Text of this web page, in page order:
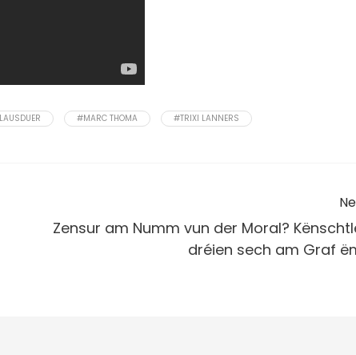
#MARC THOMA #TRIXI LANNERS
Zensur am Numm vun der Moral?
dréien sech am Graf